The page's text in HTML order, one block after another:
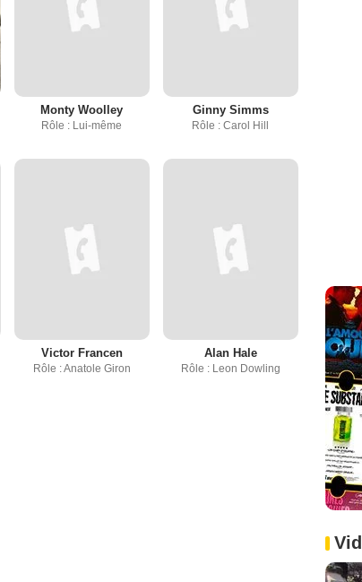
Monty Woolley
Rôle : Lui-même
Ginny Simms
Rôle : Carol Hill
Victor Francen
Rôle : Anatole Giron
Alan Hale
Rôle : Leon Dowling